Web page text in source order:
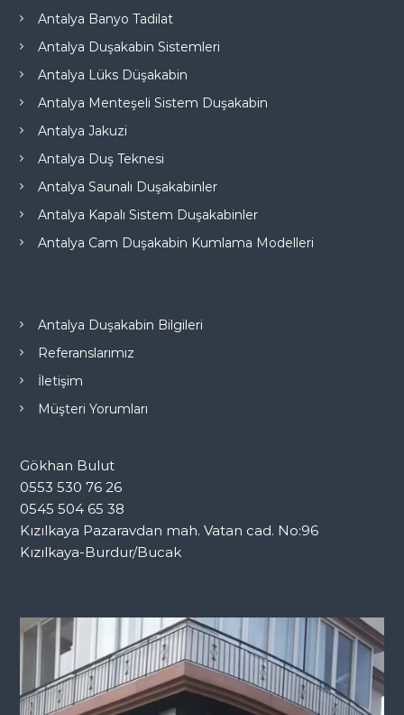
Antalya Banyo Tadilat
Antalya Duşakabin Sistemleri
Antalya Lüks Düşakabin
Antalya Menteşeli Sistem Duşakabin
Antalya Jakuzi
Antalya Duş Teknesi
Antalya Saunalı Duşakabinler
Antalya Kapalı Sistem Duşakabinler
Antalya Cam Duşakabin Kumlama Modelleri
Antalya Duşakabin Bilgileri
Referanslarımız
İletişim
Müşteri Yorumları
Gökhan Bulut
0553 530 76 26
0545 504 65 38
Kızılkaya Pazaravdan mah. Vatan cad. No:96
Kızılkaya-Burdur/Bucak
i
o